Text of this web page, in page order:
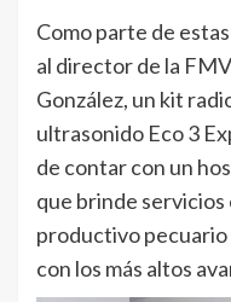
Como parte de
al director de la
González, un kit
ultrasonido Eco 3
de contar con un
que brinde
productivo pecuario
con los más altos